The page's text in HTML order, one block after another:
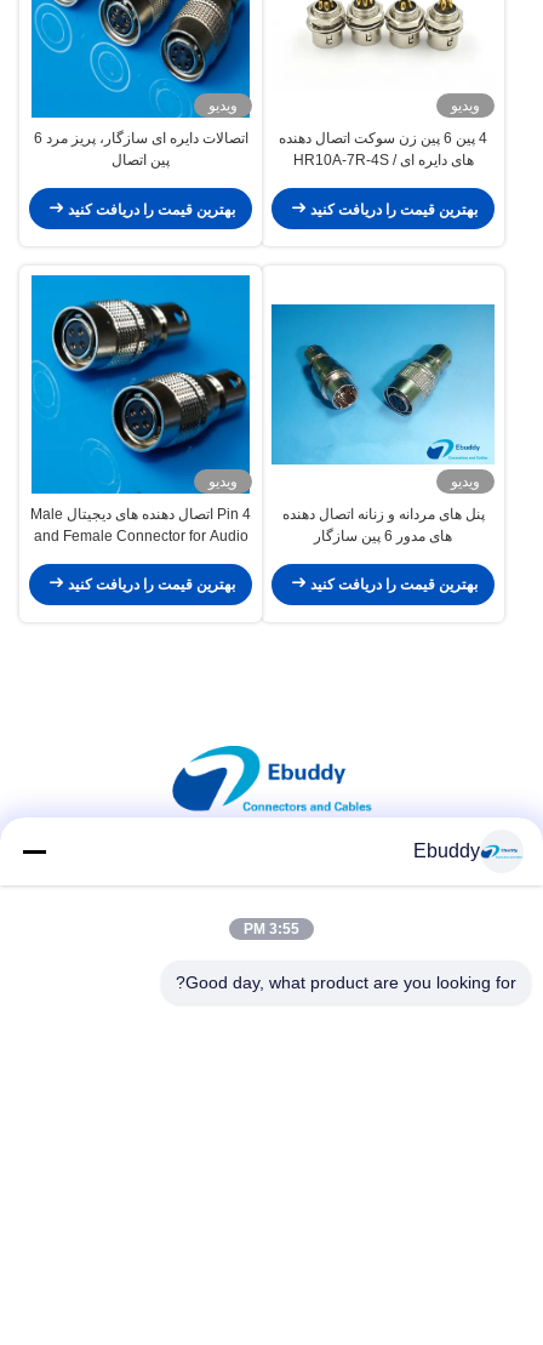
ویدیو
4 پین 6 پین زن سوکت اتصال دهنده
های دایره ای HR10A-7R-4S /
بهترین قیمت را دریافت کنید
ویدیو
اتصالات دایره ای سازگار، پریز مرد 6
پین اتصال
بهترین قیمت را دریافت کنید
ویدیو
پنل های مردانه و زنانه اتصال دهنده
های مدور 6 پین سازگار
بهترین قیمت را دریافت کنید
ویدیو
4 Pin اتصال دهنده های دیجیتال Male
and Female Connector for Audio
بهترین قیمت را دریافت کنید
تماس سریع
Ebuddy
3:55 PM
Good day, what product are you looking for?